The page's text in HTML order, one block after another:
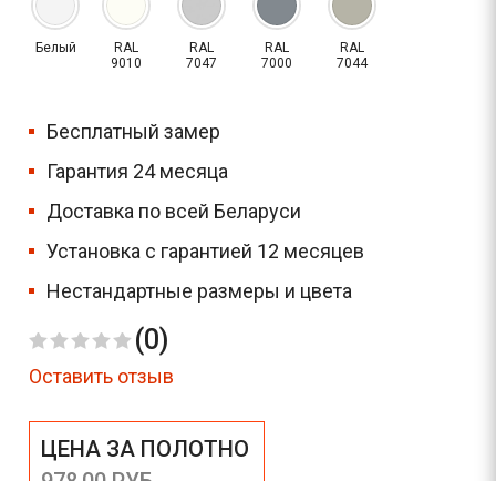
(0)
Оставить отзыв
ЦЕНА ЗА ПОЛОТНО
Белый
RAL
9010
RAL
7047
RAL
7000
RAL
7044
Бесплатный замер
Гарантия 24 месяца
Доставка по всей Беларуси
Установка с гарантией 12 месяцев
Нестандартные размеры и цвета